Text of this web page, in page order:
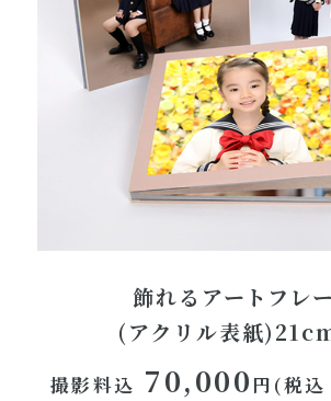
飾れるアートフレ
(アクリル表紙
撮影料込 70,000 円(税